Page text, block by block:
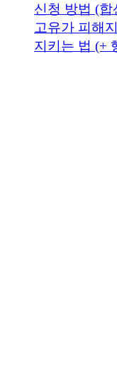
신청 방법 (합
고유가 피해
지키는 법 (+